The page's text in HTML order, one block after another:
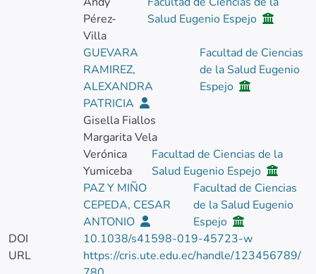
Pérez-
Villa
Salud Eugenio Espejo
GUEVARA
RAMIREZ,
ALEXANDRA
PATRICIA
Facultad de Ciencias
de la Salud Eugenio
Espejo
Gisella Fiallos
Margarita Vela
Verónica
Yumiceba
Facultad de Ciencias de la
Salud Eugenio Espejo
PAZ Y MIÑO
CEPEDA, CESAR
ANTONIO
Facultad de Ciencias
de la Salud Eugenio
Espejo
DOI
10.1038/s41598-019-45723-w
URL
https://cris.ute.edu.ec/handle/123456789/